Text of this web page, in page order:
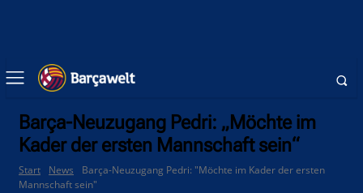
Barça-Neuzugang Pedri: „Möchte im
Kader der ersten Mannschaft sein“
Start News
Barça-Neuzugang Pedri: "Möchte im Kader der ersten
Mannschaft sein"